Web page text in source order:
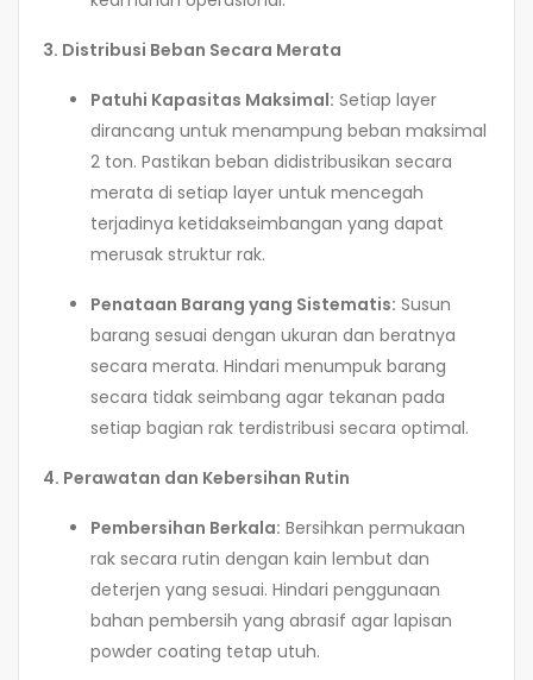
3. Distribusi Beban Secara Merata
Patuhi Kapasitas Maksimal: Setiap layer
dirancang untuk menampung beban maksimal
2 ton. Pastikan beban didistribusikan secara
merata di setiap layer untuk mencegah
terjadinya ketidakseimbangan yang dapat
merusak struktur rak.
Penataan Barang yang Sistematis: Susun
barang sesuai dengan ukuran dan beratnya
secara merata. Hindari menumpuk barang
secara tidak seimbang agar tekanan pada
setiap bagian rak terdistribusi secara optimal.
4. Perawatan dan Kebersihan Rutin
Pembersihan Berkala: Bersihkan permukaan
rak secara rutin dengan kain lembut dan
deterjen yang sesuai. Hindari penggunaan
bahan pembersih yang abrasif agar lapisan
powder coating tetap utuh.